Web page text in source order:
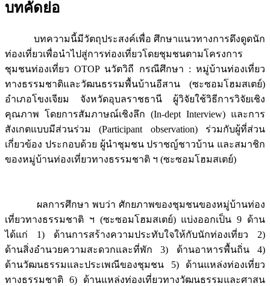
บทคัดย่อ
บทความนี้มีวัตถุประสงค์เพื่อ ศึกษาแนวทางการดึงดูดนัก
ท่องเที่ยวเพื่อนำไปสู่การท่องเที่ยวโดยชุมชนตามโครงการ
ชุมชนท่องเที่ยว OTOP นวัตวิถี กรณีศึกษา : หมู่บ้านท่องเที่ยว
ทางธรรมชาติและวัฒนธรรมพื้นบ้านอีสาน (ซะซอมโฮมสเตย์)
อำเภอโขงเจียม จังหวัดอุบลราชธานี ผู้วิจัยใช้วิธีการวิจัยเชิง
คุณภาพ โดยการสัมภาษณ์เชิงลึก (In-dept Interview) และการ
สังเกตแบบมีส่วนร่วม (Participant observation) ร่วมกับผู้ที่ส่วน
เกี่ยวข้อง ประกอบด้วย ผู้นำชุมชน ปราชญ์ชาวบ้าน และสมาชิก
ของหมู่บ้านท่องเที่ยวทางธรรมชาติ ฯ (ซะซอมโฮมสเตย์)
ผลการศึกษา พบว่า ศักยภาพของชุมชนของหมู่บ้านท่อง
เที่ยวทางธรรมชาติ ฯ (ซะซอมโฮมสเตย์) แบ่งออกเป็น 9 ด้าน
ได้แก่ 1) ด้านการสร้างความประทับใจให้กับนักท่องเที่ยว 2)
ด้านสิ่งอำนวยความสะดวกและที่พัก 3) ด้านอาหารพื้นถิ่น 4)
ด้านวัฒนธรรมและประเพณีของชุมชน 5) ด้านแหล่งท่องเที่ยว
ทางธรรมชาติ 6) ด้านแหล่งท่องเที่ยวทางวัฒนธรรมและศาสน